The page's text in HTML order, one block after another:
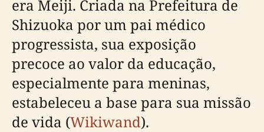
era Meiji. Criada na Prefeitura de
Shizuoka por um pai médico
progressista, sua exposição
precoce ao valor da educação,
especialmente para meninas,
estabeleceu a base para sua missão
de vida (Wikiwand).